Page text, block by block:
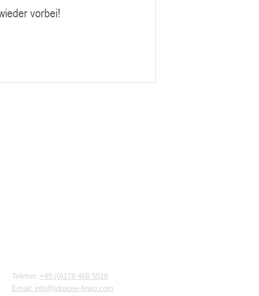
vorbei!
Telefon: +49 (0)178 468 5516
Email: info@idrosee-fewo.com